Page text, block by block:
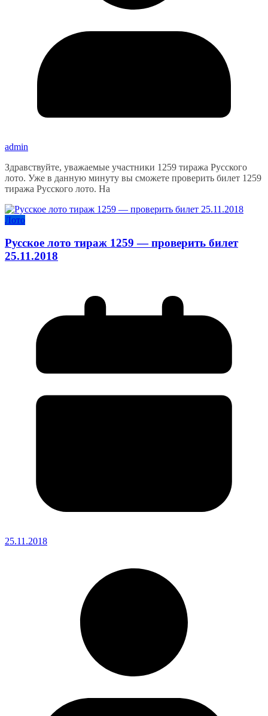
admin
Здравствуйте, уважаемые участники 1259 тиража Русского
лото. Уже в данную минуту вы сможете проверить билет 1259
тиража Русского лото. На
Лото
Русское лото тираж 1259 — проверить билет
25.11.2018
25.11.2018